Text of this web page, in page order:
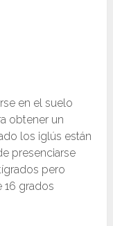
en el suelo
obtener un
los iglús están
presenciarse
pero
16 grados